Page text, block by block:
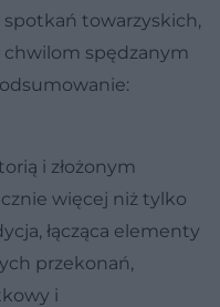
towarzyskich,
chwilom spędzanym
i złożonym
więcej niż tylko
łącząca elementy
przekonań,
i